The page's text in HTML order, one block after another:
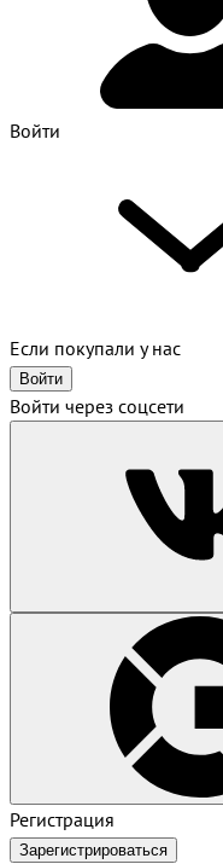
Войти
Если покупали у нас
Войти
Войти через соцсети
Регистрация
Зарегистрироваться